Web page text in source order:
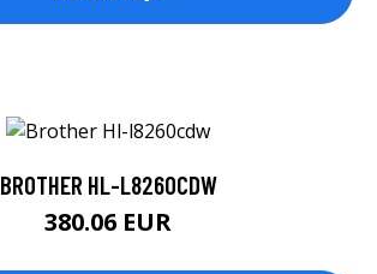
BROTHER HL-L8260CDW
380.06 EUR